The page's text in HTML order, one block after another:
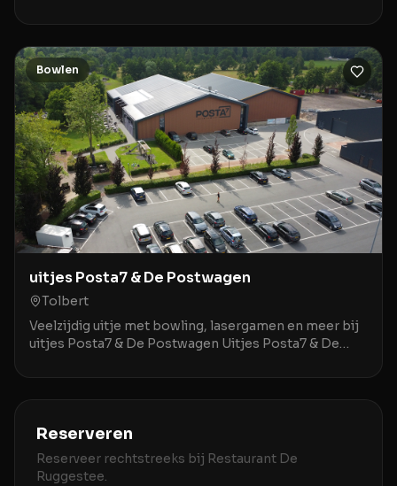
hart v
Bowlen
uitjes Posta7 & De Postwagen
Tolbert
Veelzijdig uitje met bowling, lasergamen en meer bij
uitjes Posta7 & De Postwagen Uitjes Posta7 & De
Reserveren
Reserveer rechtstreeks bij Restaurant De
Ruggestee.